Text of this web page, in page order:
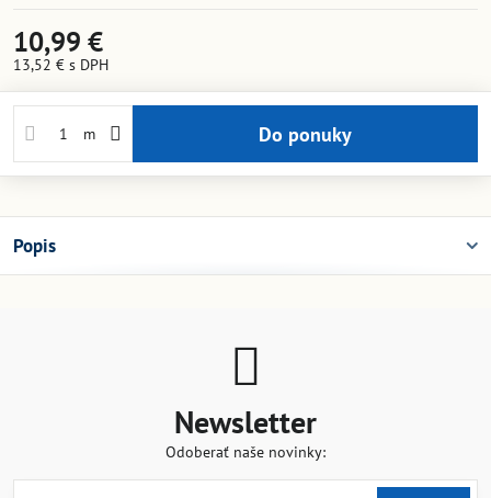
10,99 €
13,52 € s DPH
m Do ponuky
Popis
Newsletter
Odoberať naše novinky: